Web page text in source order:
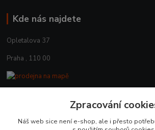
Kde nás najdete
Opletalova 37
Praha , 110 00
Zpracování
Náš web sice není e-shop, ale i přesto